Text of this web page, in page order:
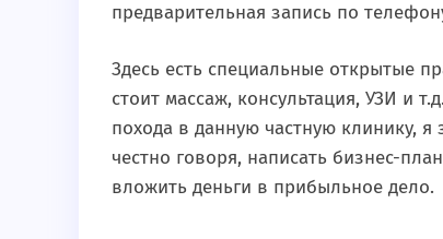
предварительная запись по
Здесь есть специальные открытые
стоит массаж, консультация, УЗИ и
похода в данную частную клинику,
честно говоря, написать бизнес-
вложить деньги в прибыльное дело.